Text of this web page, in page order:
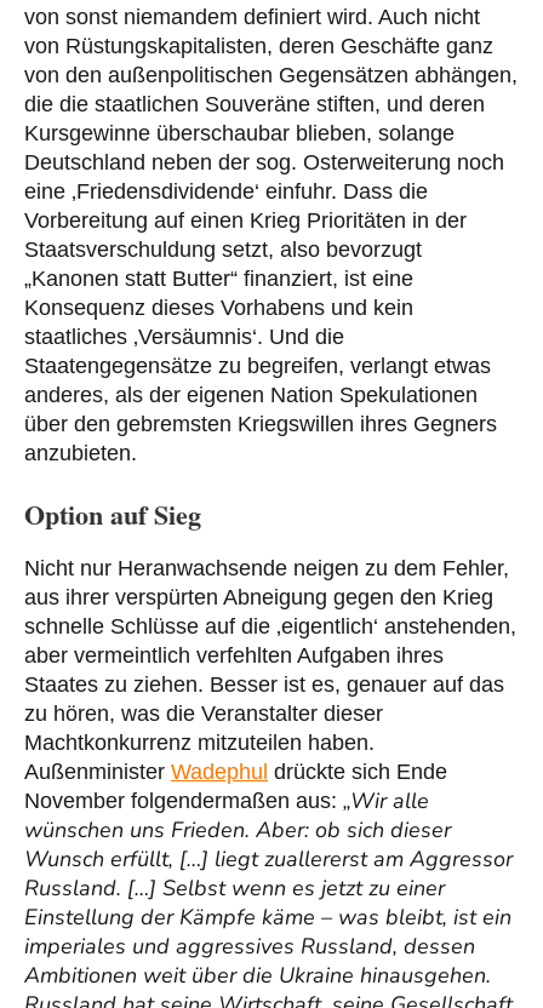
von sonst niemandem definiert wird. Auch nicht
von Rüstungskapitalisten, deren Geschäfte ganz
von den außenpolitischen Gegensätzen abhängen,
die die staatlichen Souveräne stiften, und deren
Kursgewinne überschaubar blieben, solange
Deutschland neben der sog. Osterweiterung noch
eine ‚Friedensdividende‘ einfuhr. Dass die
Vorbereitung auf einen Krieg Prioritäten in der
Staatsverschuldung setzt, also bevorzugt
„Kanonen statt Butter“ finanziert, ist eine
Konsequenz dieses Vorhabens und kein
staatliches ‚Versäumnis‘. Und die
Staatengegensätze zu begreifen, verlangt etwas
anderes, als der eigenen Nation Spekulationen
über den gebremsten Kriegswillen ihres Gegners
anzubieten.
Option auf Sieg
Nicht nur Heranwachsende neigen zu dem Fehler,
aus ihrer verspürten Abneigung gegen den Krieg
schnelle Schlüsse auf die ‚eigentlich‘ anstehenden,
aber vermeintlich verfehlten Aufgaben ihres
Staates zu ziehen. Besser ist es, genauer auf das
zu hören, was die Veranstalter dieser
Machtkonkurrenz mitzuteilen haben.
Außenminister Wadephul drückte sich Ende
November folgendermaßen aus: „Wir alle
wünschen uns Frieden. Aber: ob sich dieser
Wunsch erfüllt, […] liegt zuallererst am Aggressor
Russland. […] Selbst wenn es jetzt zu einer
Einstellung der Kämpfe käme – was bleibt, ist ein
imperiales und aggressives Russland, dessen
Ambitionen weit über die Ukraine hinausgehen.